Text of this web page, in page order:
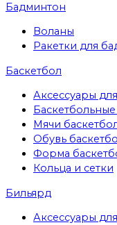
Бадминтон
Воланы
Ракетки для
Баскетбол
Аксессуары
Мячи
Обувь
Форма
Кольца и сетки
Бильярд
Аксессуары